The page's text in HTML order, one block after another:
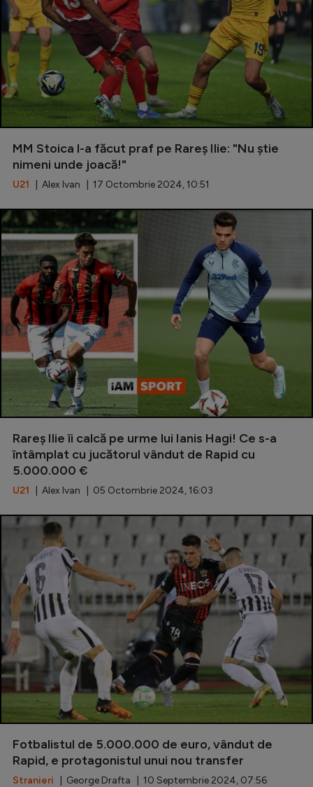
MM Stoica l-a făcut praf pe Rareș Ilie: "Nu știe
nimeni unde joacă!"
U21 | Alex Ivan | 17 Octombrie 2024, 10:51
Rareș Ilie îi calcă pe urme lui Ianis Hagi! Ce s-a
întâmplat cu jucătorul vândut de Rapid cu
5.000.000 €
U21 | Alex Ivan | 05 Octombrie 2024, 16:03
Fotbalistul de 5.000.000 de euro, vândut de
Rapid, e protagonistul unui nou transfer
Stranieri | George Drafta | 10 Septembrie 2024, 07:56